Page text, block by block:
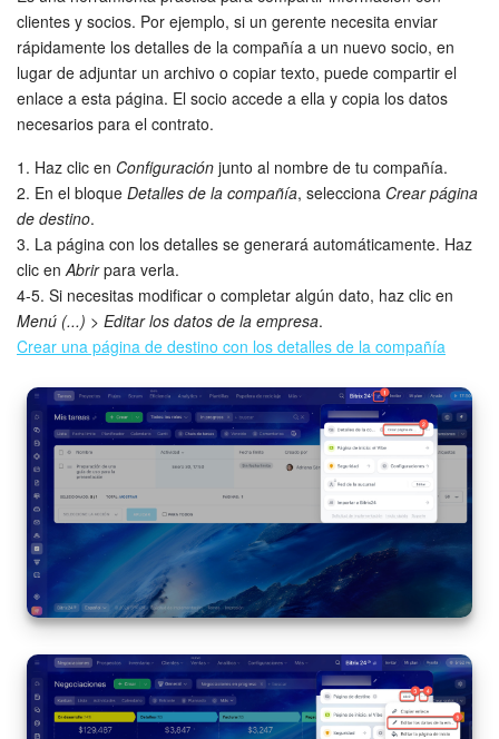
clientes y socios. Por ejemplo, si un gerente necesita enviar
rápidamente los detalles de la compañía a un nuevo socio, en
lugar de adjuntar un archivo o copiar texto, puede compartir el
enlace a esta página. El socio accede a ella y copia los datos
necesarios para el contrato.
1. Haz clic en Configuración junto al nombre de tu compañía.
2. En el bloque Detalles de la compañía, selecciona Crear página
de destino.
3. La página con los detalles se generará automáticamente. Haz
clic en Abrirpara verla.
4-5. Si necesitas modificar o completar algún dato, haz clic en
Menú (...) > Editar los datos de la empresa.
Crear una página de destino con los detalles de la compañía